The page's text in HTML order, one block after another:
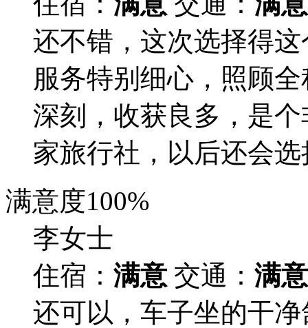
还不错，这次选择得
服务特别细心，照顾
深刻，收获良多，是
家旅行社，以后还会
满意度100%
李女士
住宿： 满意 交通： 满意
还可以，车子坐的干